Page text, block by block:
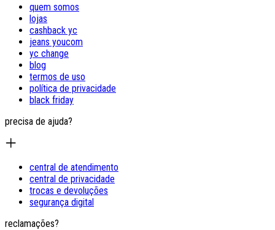
quem somos
lojas
cashback yc
jeans youcom
yc change
blog
termos de uso
política de privacidade
black friday
precisa de ajuda?
central de atendimento
central de privacidade
trocas e devoluções
segurança digital
reclamações?